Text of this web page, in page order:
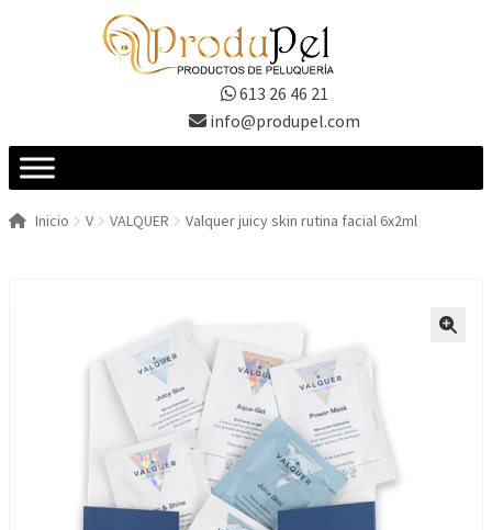
613 26 46 21
info@produpel.com
Inicio V VALQUER Valquer juicy skin rutina facial 6x2ml